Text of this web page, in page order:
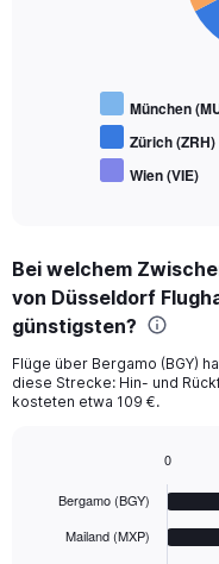
München
Zürich (ZRH)
Wien (VIE)
Bei welchem
von Düsseldorf
günstigsten?
Flüge über Bergamo (BGY)
diese Strecke: Hin- und
kosteten etwa 109 €.
chart
graphic.Bergamo (BGY)
Mailand (MXP)
0